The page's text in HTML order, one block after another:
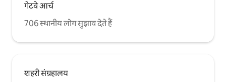
गेटवे आर्च
706 स्थानीय लोग सुझाव देते हैं
शहरी संग्रहालय